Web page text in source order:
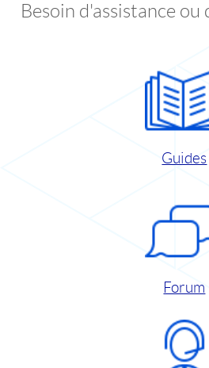
Besoin d'assistance
Guides
Forum